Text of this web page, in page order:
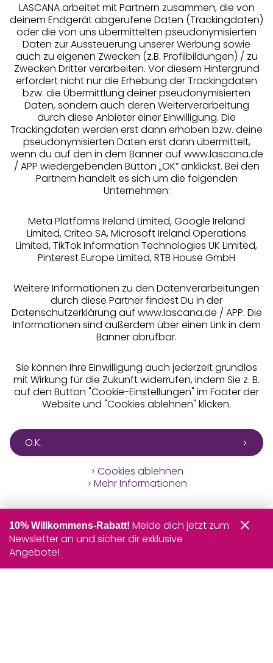
Services
Beratung
Über uns
Rechtliches
Alle Preise inkl. MwSt., zzgl.
Versandkosten
LASCANA arbeitet mit Partnern zusammen, die von
deinem Endgerät abgerufene Daten (Trackingdaten)
oder die von uns übermittelten pseudonymisierten
Daten zur Aussteuerung unserer Werbung sowie
auch zu eigenen Zwecken (z.B. Profilbildungen) / zu
Zwecken Dritter verarbeiten. Vor diesem Hintergrund
erfordert nicht nur die Erhebung der Trackingdaten
bzw. die Übermittlung deiner pseudonymisierten
Daten, sondern auch deren Weiterverarbeitung
durch diese Anbieter einer Einwilligung. Die
Trackingdaten werden erst dann erhoben bzw. deine
pseudonymisierten Daten erst dann übermittelt,
wenn du auf den in dem Banner auf www.lascana.de
/ APP wiedergebenden Button „OK” anklickst. Bei den
Partnern handelt es sich um die folgenden
Unternehmen:
Meta Platforms Ireland Limited, Google Ireland
Limited, Criteo SA, Microsoft Ireland Operations
Limited, TikTok Information Technologies UK Limited,
Pinterest Europe Limited, RTB House GmbH
Weitere Informationen zu den Datenverarbeitungen
durch diese Partner findest Du in der
Datenschutzerklärung auf www.lascana.de / APP. Die
Informationen sind außerdem über einen Link in dem
Banner abrufbar.
Sie können Ihre Einwilligung auch jederzeit grundlos
mit Wirkung für die Zukunft widerrufen, indem Sie z. B.
auf den Button "Cookie-Einstellungen" im Footer der
Website und "Cookies ablehnen" klicken.
O.K.
Cookies ablehnen
Mehr Informationen
10% Willkommens-Rabatt! Melde dich jetzt zum
Newsletter an und sicher dir exklusive
Angebote!